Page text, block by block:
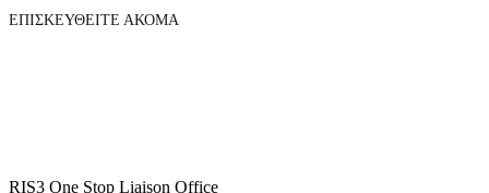
ΕΠΙΣΚΕΥΘΕΙΤΕ ΑΚΟΜΑ
RIS3 One Stop Liaison Office